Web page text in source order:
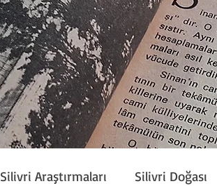
Silivri Araştırmaları Silivri Doğası